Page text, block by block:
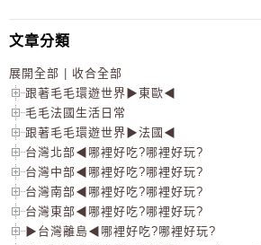
文章分類
展開全部 | 收合全部
跟著毛毛環遊世界▶東歐◀
毛毛法國生活日常
跟著毛毛環遊世界▶法國◀
台灣北部◀哪裡好吃?哪裡好玩?
台灣中部◀哪裡好吃?哪裡好玩?
台灣南部◀哪裡好吃?哪裡好玩?
台灣東部◀哪裡好吃?哪裡好玩?
▶台灣離島◀哪裡好吃?哪裡好玩?